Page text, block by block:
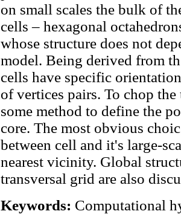
on small scales the bulk of
cells – hexagonal
whose structure does not
model. Being derived from
cells have specific
of vertices pairs. To chop
some method to define the
core. The most obvious
between cell and it's large-
nearest vicinity. Global
transversal grid are also
Keywords: Computational